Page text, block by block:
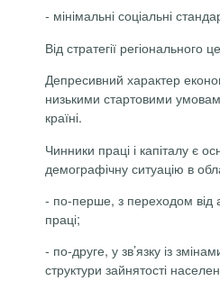
- мінімальнісоціальні
Від стратегії
Депресивний характер
низькими стартовими
країні.
Чинники праці і капіталу є
демографічну ситуацію в
- по-перше, з переходом від
праці;
- по-друге, у зв’язку із
структури зайнятості